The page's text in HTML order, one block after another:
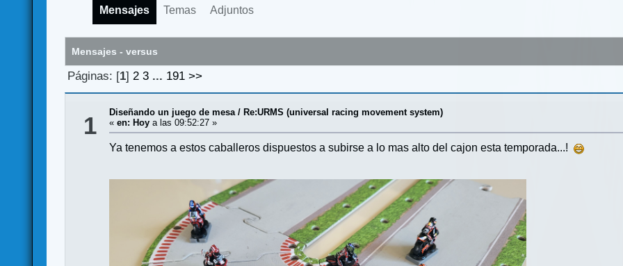
Mensajes Temas Adjuntos
Mensajes - versus
Páginas: [1] 2 3 ... 191 >>
1 Diseñando un juego de mesa/ Re:URMS (universal racing movement system)
«en: Hoy a las 09:52:27 »
Ya tenemos a estos caballeros dispuestos a subirse a lo mas alto del cajon esta temporada...!